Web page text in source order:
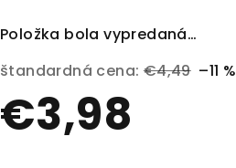
z
5
Položka bola vypredaná…
štandardná cena: €4,49 –11 %
€3,98